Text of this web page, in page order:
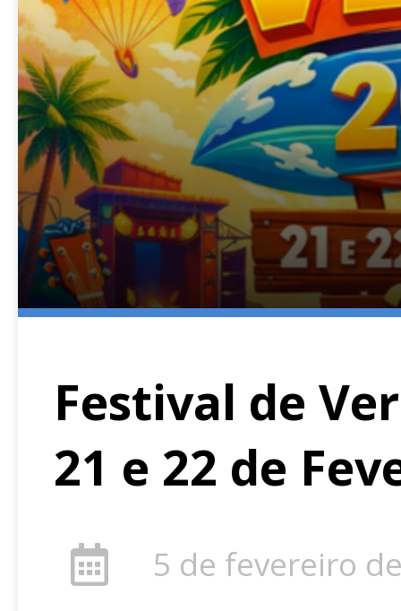
Festival de
21 e 22 de
5 de fevereiro